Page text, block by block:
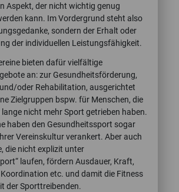
Aspekt, der nicht wichtig genug
kann. Im Vordergrund steht also
sondern der Erhalt oder
der individuellen Leistungsfähigkeit.
bieten dafür vielfältige
an: zur Gesundheitsförderung,
oder Rehabilitation, ausgerichtet
Zielgruppen bspw. für Menschen, die
nicht mehr Sport getrieben haben.
haben den Gesundheitssport sogar
Vereinskultur verankert. Aber auch
die nicht explizit unter
laufen, fördern Ausdauer, Kraft,
etc. und damit die Fitness
der Sporttreibenden.